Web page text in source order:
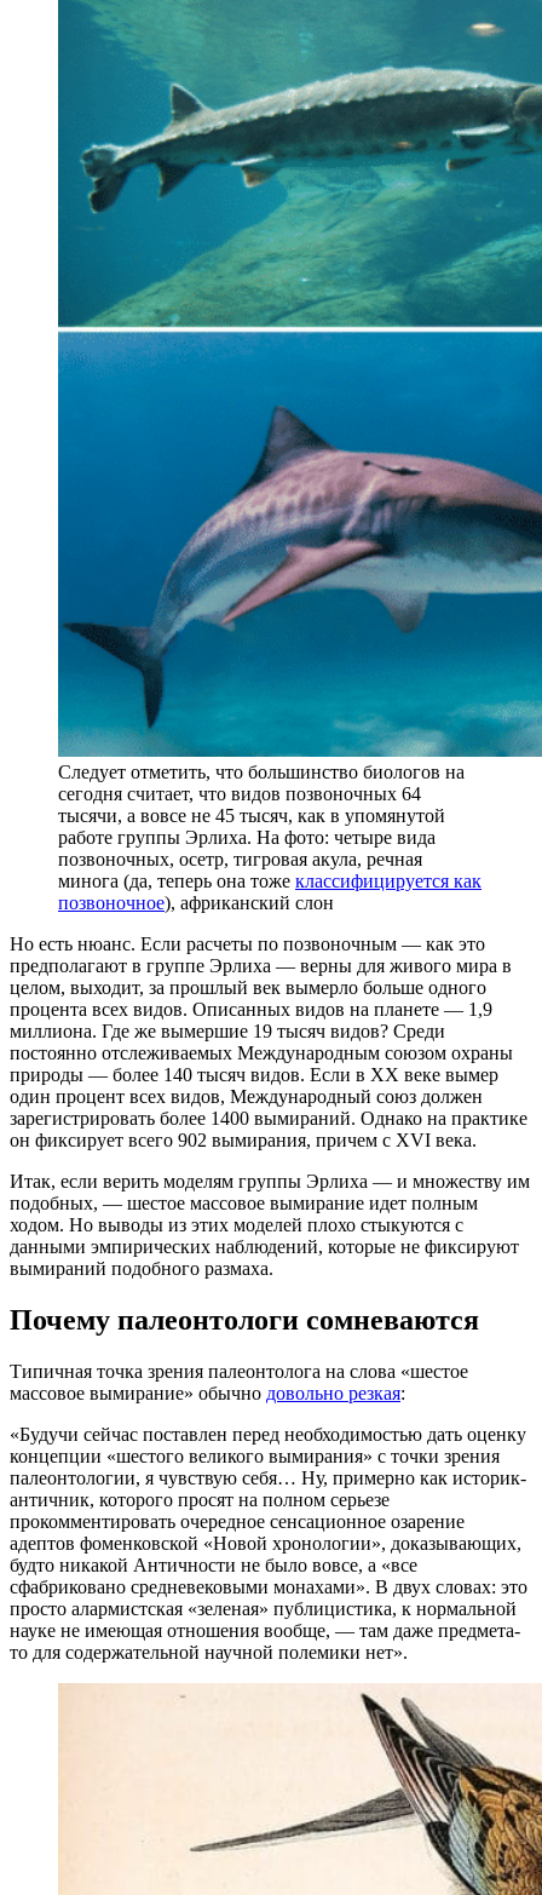
Следует отметить, что большинство биологов на
сегодня считает, что видов позвоночных 64
тысячи, а вовсе не 45 тысяч, как в упомянутой
работе группы Эрлиха. На фото: четыре вида
позвоночных, осетр, тигровая акула, речная
минога (да, теперь она тоже классифицируется как
позвоночное), африканский слон
Но есть нюанс. Если расчеты по позвоночным — как это
предполагают в группе Эрлиха — верны для живого мира в
целом, выходит, за прошлый век вымерло больше одного
процента всех видов. Описанных видов на планете — 1,9
миллиона. Где же вымершие 19 тысяч видов? Среди
постоянно отслеживаемых Международным союзом охраны
природы — более 140 тысяч видов. Если в XX веке вымер
один процент всех видов, Международный союз должен
зарегистрировать более 1400 вымираний. Однако на практике
он фиксирует всего 902 вымирания, причем с XVI века.
Итак, если верить моделям группы Эрлиха — и множеству им
подобных, — шестое массовое вымирание идет полным
ходом. Но выводы из этих моделей плохо стыкуются с
данными эмпирических наблюдений, которые не фиксируют
вымираний подобного размаха.
Почему палеонтологи сомневаются
Типичная точка зрения палеонтолога на слова «шестое
массовое вымирание» обычно довольно резкая:
«Будучи сейчас поставлен перед необходимостью дать оценку
концепции «шестого великого вымирания» с точки зрения
палеонтологии, я чувствую себя… Ну, примерно как историк-
античник, которого просят на полном серьезе
прокомментировать очередное сенсационное озарение
адептов фоменковской «Новой хронологии», доказывающих,
будто никакой Античности не было вовсе, а «все
сфабриковано средневековыми монахами». В двух словах: это
просто алармистская «зеленая» публицистика, к нормальной
науке не имеющая отношения вообще, — там даже предмета-
то для содержательной научной полемики нет».